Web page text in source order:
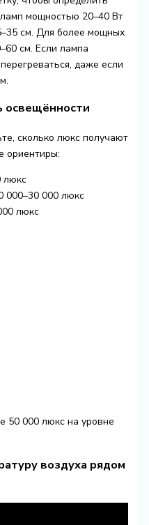
мощностью 20–40 Вт
см. Для более мощных
см. Если лампа
даже если
освещённости
сколько люкс получают
ориентиры:
люкс
000–30 000 люкс
люкс
50 000 люкс на уровне
воздуха рядом